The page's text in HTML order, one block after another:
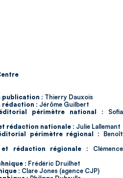
publication : Thierry Dauxois
rédaction : Jérôme Guilbert
éditorial périmètre national : Sofia
rédaction nationale : Julie Lallemant
périmètre régional : Benoît
et rédaction régionale : Clémence
: Frédéric Druilhet
: Clare Jones (agence CJP)